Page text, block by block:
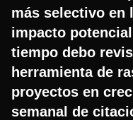
más selectivo en
impacto
tiempo debo
herramienta de
proyectos en
semanal de